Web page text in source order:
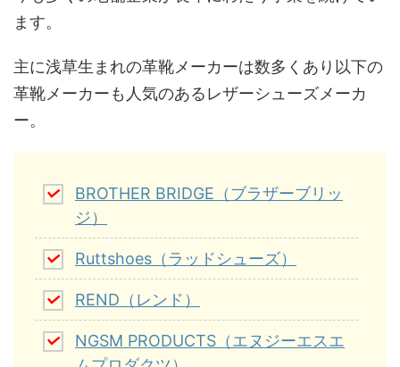
ます。
主に浅草生まれの革靴メーカーは数多くあり以下の
革靴メーカーも人気のあるレザーシューズメーカ
ー。
BROTHER BRIDGE（ブラザーブリッ
ジ）
Ruttshoes（ラッドシューズ）
REND（レンド）
NGSM PRODUCTS（エヌジーエスエ